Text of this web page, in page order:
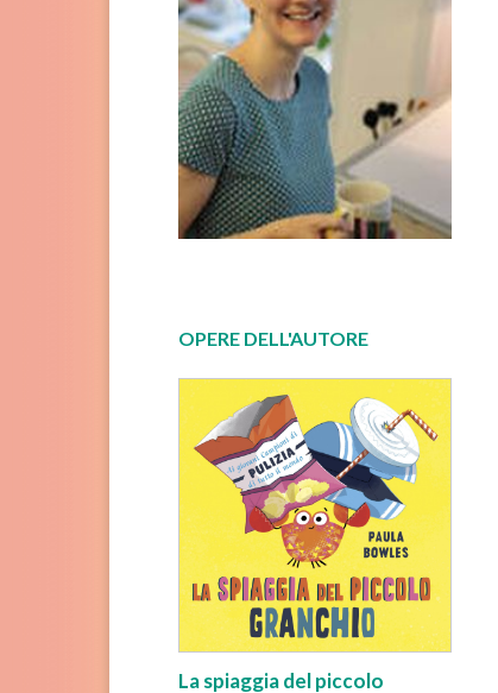
OPERE DELL'AUTORE
La spiaggia del piccolo